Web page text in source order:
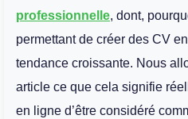
professionnelle, dont,
permettant de créer des CV
tendance croissante. Nous
article ce que cela signifie
en ligne d’être considéré